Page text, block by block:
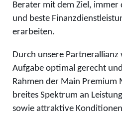
Berater mit dem Ziel, immer
und beste
erarbeiten.
Durch unsere
Aufgabe optimal gerecht
Rahmen der Main Premium
breites Spektrum an
sowie attraktive